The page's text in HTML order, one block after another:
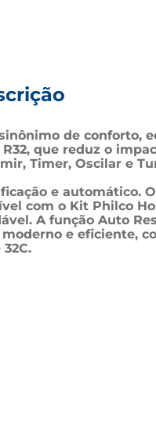
de conforto,
que reduz o
Timer, Oscilar e
e automático.
com o Kit Philco
A função Auto
e eficiente,